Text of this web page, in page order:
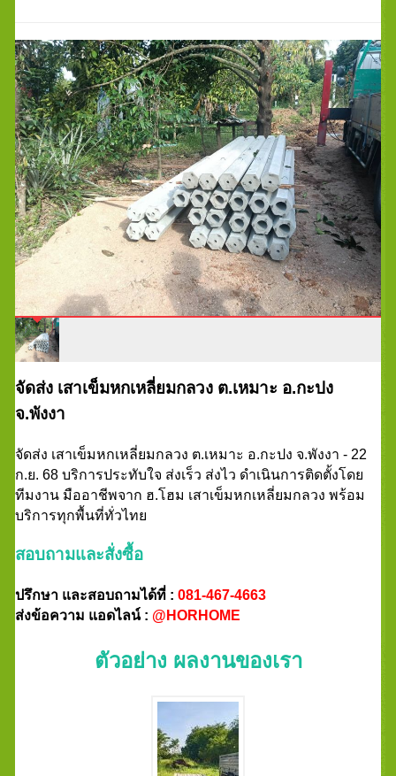
จัดส่ง เสาเข็มหกเหลี่ยมกลวง ต.เหมาะ อ.กะปง
จ.พังงา
จัดส่ง เสาเข็มหกเหลี่ยมกลวง ต.เหมาะ อ.กะปง จ.พังงา - 22
ก.ย. 68 บริการประทับใจ ส่งเร็ว ส่งไว ดำเนินการติดตั้งโดย
ทีมงาน มืออาชีพจาก ฮ.โฮม เสาเข็มหกเหลี่ยมกลวง พร้อม
บริการทุกพื้นที่ทั่วไทย
สอบถามและสั่งซื้อ
ปรึกษา และสอบถามได้ที่ : 081-467-4663
ส่งข้อความ แอดไลน์ : @HORHOME
ตัวอย่าง ผลงานของเรา